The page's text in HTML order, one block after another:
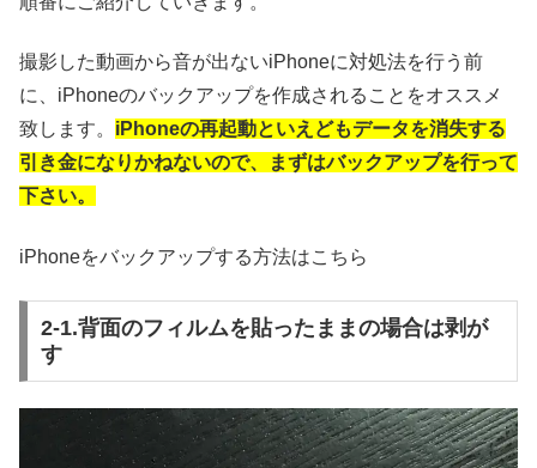
撮影した動画から音が出ないiPhoneに対処法を行う前
に、iPhoneのバックアップを作成されることをオススメ
致します。 iPhoneの再起動といえどもデータを消失する
引き金になりかねないので、まずはバックアップを行って
下さい。
iPhoneをバックアップする方法はこちら
2-1.背面のフィルムを貼ったままの場合は剥が
す